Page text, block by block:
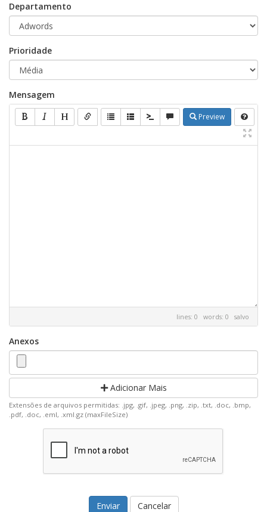
Departamento
Prioridade
Mensagem
Preview
lines: 0 words: 0 salvo
Anexos
Adicionar Mais
Extensões de arquivos permitidas: .jpg, .gif, .jpeg, .png, .zip, .txt, .doc, .bmp,
.pdf, .doc, .eml, .xml.gz (maxFileSize)
Cancelar